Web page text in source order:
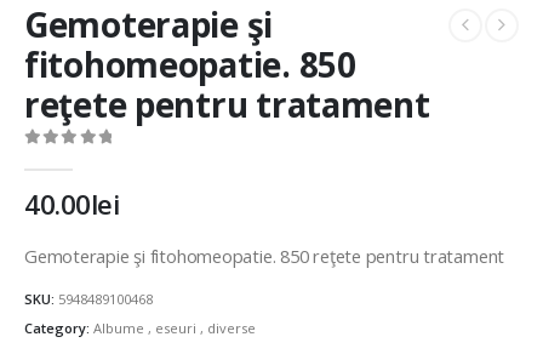
Gemoterapie şi
fitohomeopatie. 850
reţete pentru tratament
40.00lei
Gemoterapie şi fitohomeopatie. 850 reţete pentru tratament
SKU: 5948489100468
Category: Albume , eseuri , diverse